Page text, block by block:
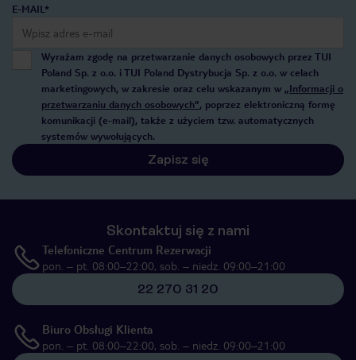
E-MAIL*
Wyrażam zgodę na przetwarzanie danych osobowych przez TUI
Poland Sp. z o.o. i TUI Poland Dystrybucja Sp. z o.o. w celach
marketingowych, w zakresie oraz celu wskazanym w „Informacji o
przetwarzaniu danych osobowych”, poprzez elektroniczną formę
komunikacji (e-mail), także z użyciem tzw. automatycznych
systemów wywołujących.
Zapisz się
Skontaktuj się z nami
Telefoniczne Centrum Rezerwacji
pon. – pt. 08:00–22:00, sob. – niedz. 09:00–21:00
22 270 31 20
Biuro Obsługi Klienta
pon. – pt. 08:00–22:00, sob. – niedz. 09:00–21:00